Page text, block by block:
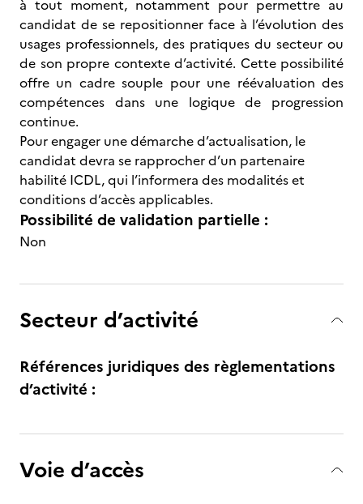
à tout moment, notamment pour permettre au
candidat de se repositionner face à l’évolution des
usages professionnels, des pratiques du secteur ou
de son propre contexte d’activité. Cette possibilité
offre un cadre souple pour une réévaluation des
compétences dans une logique de progression
continue.
Pour engager une démarche d’actualisation, le
candidat devra se rapprocher d’un partenaire
habilité ICDL, qui l’informera des modalités et
conditions d’accès applicables.
Possibilité de validation partielle :
Non
Secteur d’activité
Références juridiques des règlementations
d’activité :
Voie d’accès